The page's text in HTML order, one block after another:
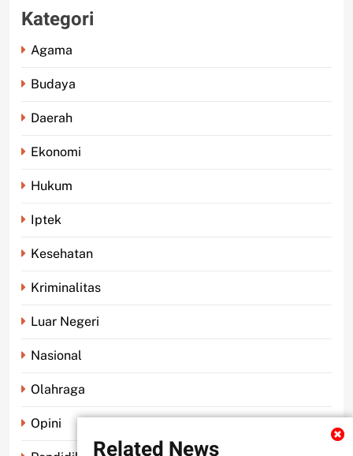
Related News
Kategori
Agama
Budaya
Daerah
Ekonomi
Hukum
Iptek
Kesehatan
Kriminalitas
Luar Negeri
Nasional
Olahraga
Opini